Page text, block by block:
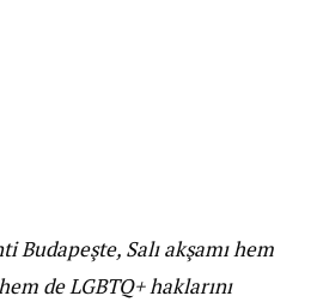
Budapeşte, Salı akşamı hem
de LGBTQ+ haklarını